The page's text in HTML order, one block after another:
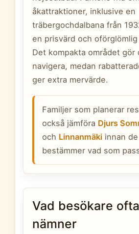
åkattraktioner, inklusive en
träbergochdalbana från
en prisvärd och
Det kompakta området gör
navigera, medan
ger extra mervärde.
Familjer som planerar
också jämföra Djurs
och Linnanmäkiinnan de
bestämmer vad som
Vad besökare ofta
nämner